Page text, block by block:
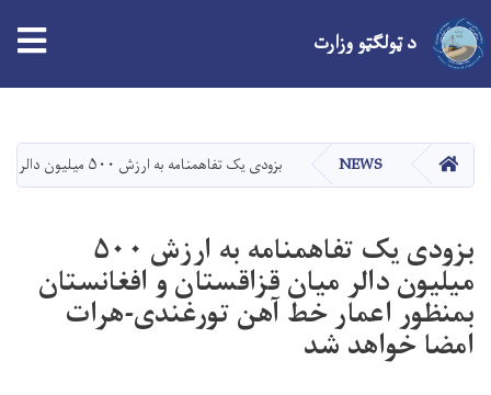
دانګل
د ټولګټو وزارت
کور NEWS بزودی يک تفاهمنامه‌ به ارزش ۵۰۰ میلیون دالر میان قزاقستان و افغانستان بمنظور اعمار خط آهن تورغندی-هرات امضا خواهد شد
بزودی يک تفاهمنامه‌ به ارزش ۵۰۰
میلیون دالر میان قزاقستان و افغانستان
بمنظور اعمار خط آهن تورغندی-هرات
امضا خواهد شد